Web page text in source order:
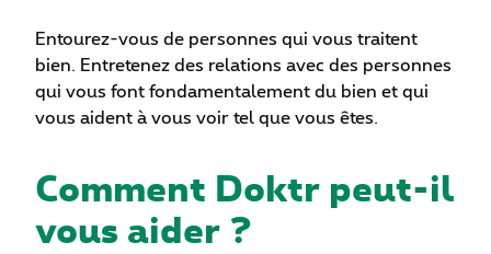
Entourez-vous de personnes qui vous traitent
bien. Entretenez des relations avec des personnes
qui vous font fondamentalement du bien et qui
vous aident à vous voir tel que vous êtes.
Comment Doktr peut-il
vous aider ?